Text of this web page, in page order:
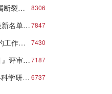
8306
型形貌
7847
人入选！
7430
析方法！
7187
新名单
6737
的妙用